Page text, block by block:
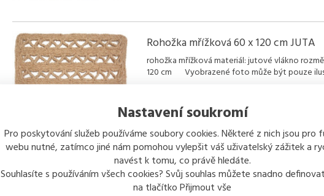
Nastavení soukromí
Pro poskytování služeb používáme soubory cookies. Některé z nich jsou pro
webu nutné, zatímco jiné nám pomohou vylepšit váš uživatelský zážitek a
navést k tomu, co právě hledáte.
Souhlasíte s používáním všech cookies? Svůj souhlas můžete snadno
na tlačítko Přijmout vše
Rohožka mřížková 60 x 120 cm JUTA
rohožka mřížková materiál: jutové vlákno
120 cm Vyobrazené foto může být pouze
Rohožka tráva 40 x 60 cm
rohožka tráva rozměry: 40 x 60 cm tloušťka: 11
Vyobrazené foto může být pouze ilustrační.